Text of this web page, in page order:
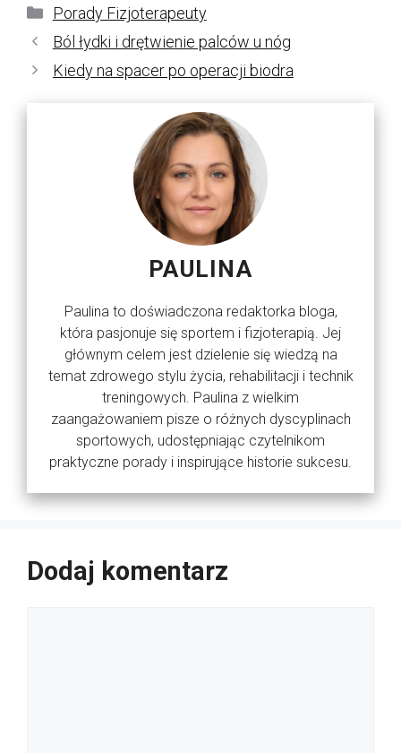
Kategorie
Porady Fizjoterapeuty
Ból łydki i drętwienie palców u nóg
Kiedy na spacer po operacji biodra
PAULINA
Paulina to doświadczona redaktorka bloga,
która pasjonuje się sportem i fizjoterapią. Jej
głównym celem jest dzielenie się wiedzą na
temat zdrowego stylu życia, rehabilitacji i technik
treningowych. Paulina z wielkim
zaangażowaniem pisze o różnych dyscyplinach
sportowych, udostępniając czytelnikom
praktyczne porady i inspirujące historie sukcesu.
Dodaj komentarz